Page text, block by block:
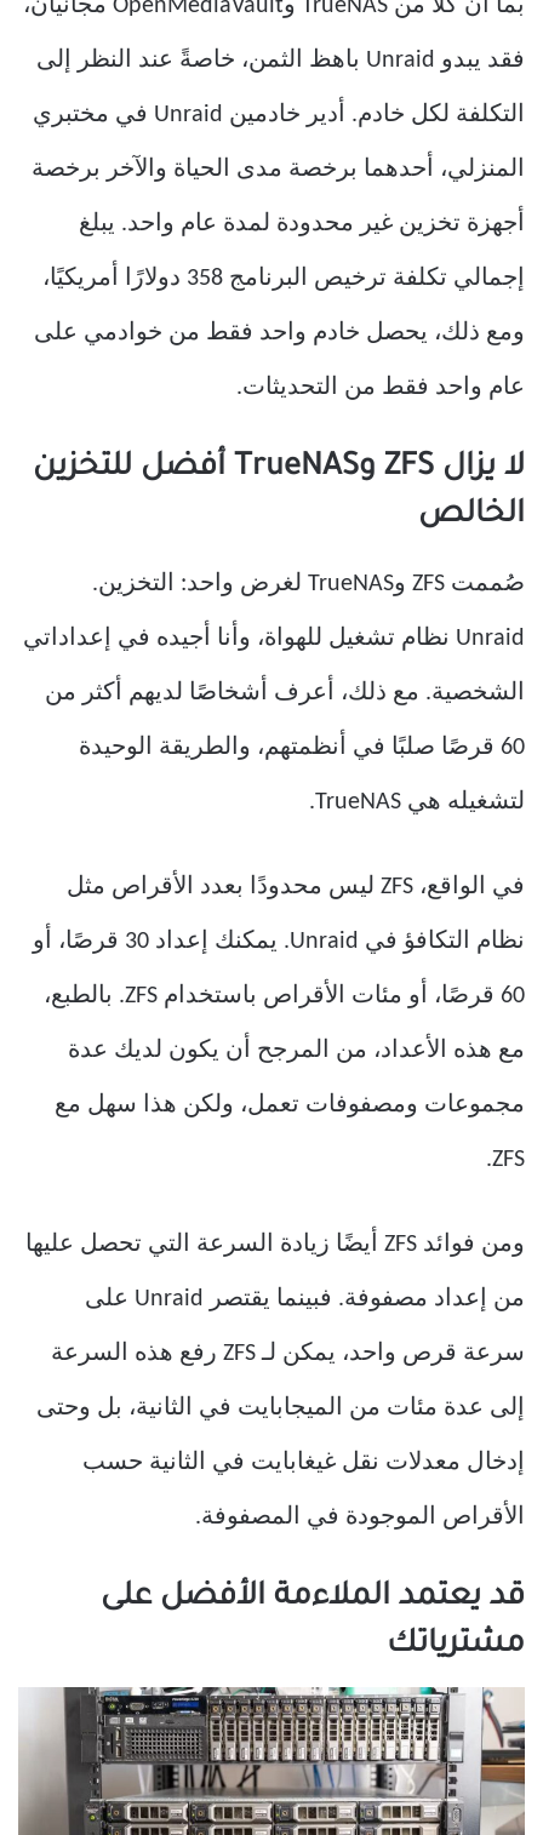
بما أن كلاً من TrueNAS وOpenMediaVault مجانيان،
فقد يبدو Unraid باهظ الثمن، خاصةً عند النظر إلى
التكلفة لكل خادم. أدير خادمين Unraid في مختبري
المنزلي، أحدهما برخصة مدى الحياة والآخر برخصة
أجهزة تخزين غير محدودة لمدة عام واحد. يبلغ
إجمالي تكلفة ترخيص البرنامج 358 دولارًا أمريكيًا،
ومع ذلك، يحصل خادم واحد فقط من خوادمي على
عام واحد فقط من التحديثات.
لا يزال ZFS وTrueNAS أفضل للتخزين
الخالص
صُممت ZFS وTrueNAS لغرض واحد: التخزين.
Unraid نظام تشغيل للهواة، وأنا أجيده في إعداداتي
الشخصية. مع ذلك، أعرف أشخاصًا لديهم أكثر من
60 قرصًا صلبًا في أنظمتهم، والطريقة الوحيدة
لتشغيله هي TrueNAS.
في الواقع، ZFS ليس محدودًا بعدد الأقراص مثل
نظام التكافؤ في Unraid. يمكنك إعداد 30 قرصًا، أو
60 قرصًا، أو مئات الأقراص باستخدام ZFS. بالطبع،
مع هذه الأعداد، من المرجح أن يكون لديك عدة
مجموعات ومصفوفات تعمل، ولكن هذا سهل مع
ZFS.
ومن فوائد ZFS أيضًا زيادة السرعة التي تحصل عليها
من إعداد مصفوفة. فبينما يقتصر Unraid على
سرعة قرص واحد، يمكن لـ ZFS رفع هذه السرعة
إلى عدة مئات من الميجابايت في الثانية، بل وحتى
إدخال معدلات نقل غيغابايت في الثانية حسب
الأقراص الموجودة في المصفوفة.
قد يعتمد الملاءمة الأفضل على
مشترياتك